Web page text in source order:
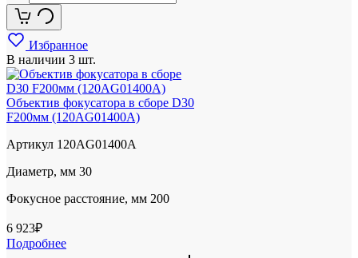
Избранное
В наличии 3 шт.
Объектив фокусатора в сборе D30
F200мм (120AG01400A)
Артикул 120AG01400A
Диаметр, мм 30
Фокусное расстояние, мм 200
6 923₽
Подробнее